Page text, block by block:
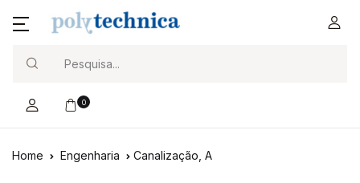
0
Home Engenharia Canalização, A